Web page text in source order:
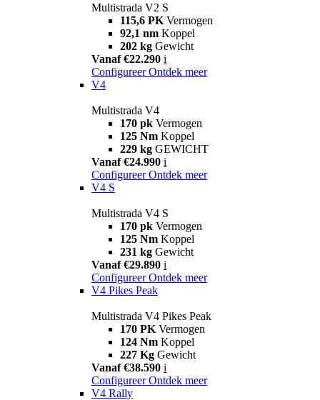
Multistrada V2 S
115,6 PK Vermogen
92,1 nm Koppel
202 kg Gewicht
Vanaf €22.290 i
Configureer Ontdek meer
V4
Multistrada V4
170 pk Vermogen
125 Nm Koppel
229 kg GEWICHT
Vanaf €24.990 i
Configureer Ontdek meer
V4 S
Multistrada V4 S
170 pk Vermogen
125 Nm Koppel
231 kg Gewicht
Vanaf €29.890 i
Configureer Ontdek meer
V4 Pikes Peak
Multistrada V4 Pikes Peak
170 PK Vermogen
124 Nm Koppel
227 Kg Gewicht
Vanaf €38.590 i
Configureer Ontdek meer
V4 Rally